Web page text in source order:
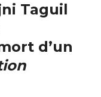
Taguil
d’un